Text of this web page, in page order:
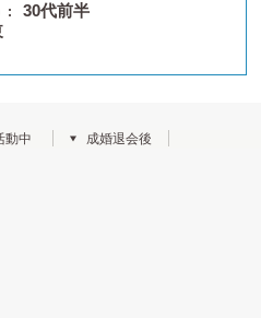
: 30代前半
動中 成婚退会後